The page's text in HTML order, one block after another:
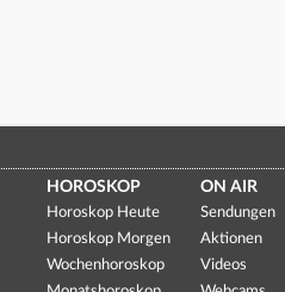
HOROSKOP
Horoskop Heute
Horoskop Morgen
Wochenhoroskop
ON AIR
Sendungen
Aktionen
Videos